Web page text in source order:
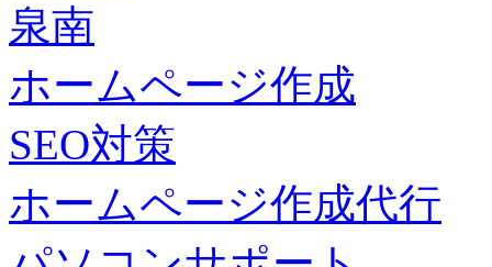
泉南
ホームページ作成
SEO対策
ホームページ作成代行